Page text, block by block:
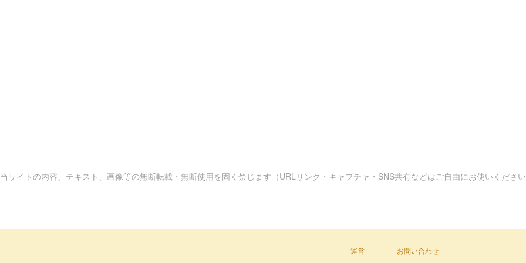
当サイトの内容、テキスト、画像等の無断転載・無断使用を固く禁じます（URLリンク・キャプチャ・SNS共有などはご自由にお使いくださ
運営 お問い合わせ